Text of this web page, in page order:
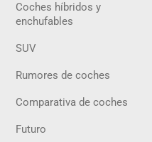
Coches híbridos y
enchufables
SUV
Rumores de coches
Comparativa de coches
Futuro